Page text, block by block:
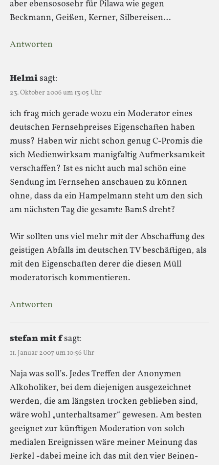
aber ebensososehr für Pilawa wie gegen
Beckmann, Geißen, Kerner, Silbereisen…
Antworten
Helmisagt:
23. Oktober 2006 um 13:05 Uhr
ich frag mich gerade wozu ein Moderator eines
deutschen Fernsehpreises Eigenschaften haben
muss? Haben wir nicht schon genug C-Promis die
sich Medienwirksam manigfaltig Aufmerksamkeit
verschaffen? Ist es nicht auch mal schön eine
Sendung im Fernsehen anschauen zu können
ohne, dass da ein Hampelmann steht um den sich
am nächsten Tag die gesamte BamS dreht?
Wir sollten uns viel mehr mit der Abschaffung des
geistigen Abfalls im deutschen TV beschäftigen, als
mit den Eigenschaften derer die diesen Müll
moderatorisch kommentieren.
Antworten
stefan mit fsagt:
11. Januar 2007 um 10:56 Uhr
Naja was soll’s. Jedes Treffen der Anonymen
Alkoholiker, bei dem diejenigen ausgezeichnet
werden, die am längsten trocken geblieben sind,
wäre wohl „unterhaltsamer“ gewesen. Am besten
geeignet zur künftigen Moderation von solch
medialen Ereignissen wäre meiner Meinung das
Ferkel -dabei meine ich das mit den vier Beinen-